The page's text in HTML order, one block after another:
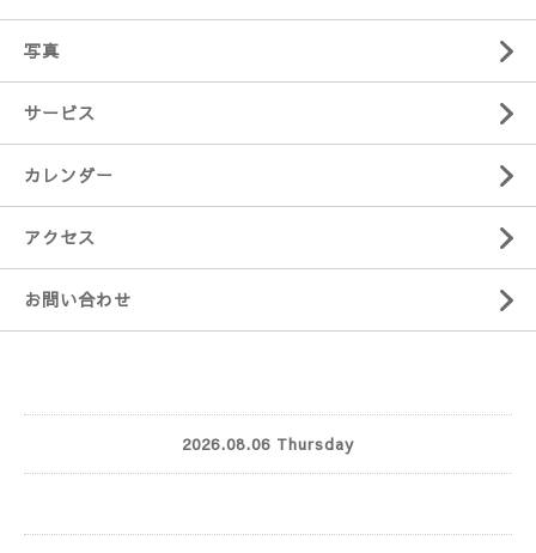
写真
サービス
カレンダー
アクセス
お問い合わせ
2026.08.06 Thursday